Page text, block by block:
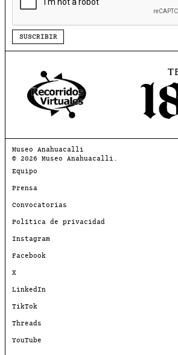
SUSCRIBIR
Museo Anahuacalli
© 2026 Museo Anahuacalli.
Equipo
Prensa
Convocatorias
Política de privacidad
Instagram
Facebook
X
LinkedIn
TikTok
Threads
YouTube